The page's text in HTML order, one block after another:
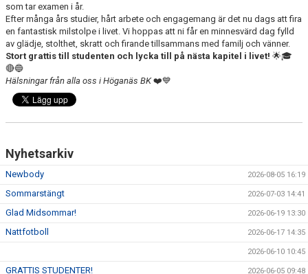
som tar examen i år.
Efter många års studier, hårt arbete och engagemang är det nu dags att fira
en fantastisk milstolpe i livet. Vi hoppas att ni får en minnesvärd dag fylld
av glädje, stolthet, skratt och firande tillsammans med familj och vänner.
Stort grattis till studenten och lycka till på nästa kapitel i livet! 🌟🎓
🔴🔵
Hälsningar från alla oss i Höganäs BK❤️💙
Nyhetsarkiv
Newbody 2026-08-05 16:19
Sommarstängt 2026-07-03 14:41
Glad Midsommar! 2026-06-19 13:30
Nattfotboll 2026-06-17 14:35
2026-06-10 10:45
GRATTIS STUDENTER! 2026-06-05 09:48